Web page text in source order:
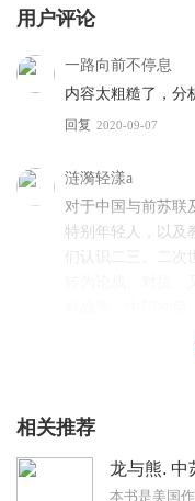
用户评论
一路向前不停息
内容太粗糙了，分
回复 2020-09-07
涟漪轻漾a
对于中国与前苏联
特别年轻人，以及
们认识二三。二次
鲜战争，中印冲
13856710ktq
是也是！
相关推荐
龙与熊. 中